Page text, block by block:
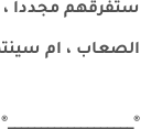
ستفرقهم مجددا
الصعاب ، ام
®___________________®